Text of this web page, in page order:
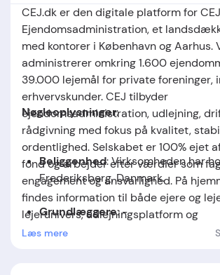
CEJ.dk er den digitale platform for CEJ
Ejendomsadministration, et
med kontorer i København og Aarhus.
administrerer omkring 1.600
39.000 lejemål for private foreninger,
erhvervskunder. CEJ tilbyder
ejendomsadministration, udlejning,
rådgivning med fokus på kvalitet,
ordentlighed. Selskabet er 100% ejet
fond og arbejder efter værdier som
engagement og ansvarlighed. På
findes information til både ejere og
lejerunivers, udlejningsplatform og
kontaktoplysninger.
Nøgleoplysninger:
Beliggenhed: Virksomheden har
Frederiksberg, Danmark.
Grundlæggere: -
Læs mere